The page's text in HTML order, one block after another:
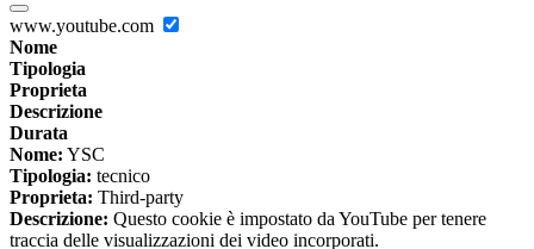
www.youtube.com
Nome
Tipologia
Proprieta
Descrizione
Durata
Nome: YSC
Tipologia: tecnico
Proprieta: Third-party
Descrizione: Questo cookie è impostato da YouTube per tenere
traccia delle visualizzazioni dei video incorporati.